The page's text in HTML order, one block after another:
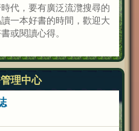
代，要有廣泛流灠搜尋的
一本好書的時間，歡迎大
或閱讀心得。
理中心